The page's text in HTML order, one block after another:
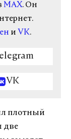
MAX. Он
и VK.
VK
плотный
две